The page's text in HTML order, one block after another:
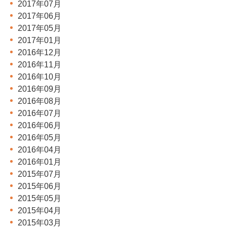
2017年07月
2017年06月
2017年05月
2017年01月
2016年12月
2016年11月
2016年10月
2016年09月
2016年08月
2016年07月
2016年06月
2016年05月
2016年04月
2016年01月
2015年07月
2015年06月
2015年05月
2015年04月
2015年03月